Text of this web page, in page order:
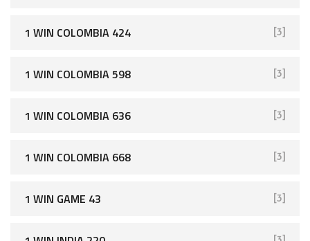
1 WIN COLOMBIA 424 [3]
1 WIN COLOMBIA 598 [3]
1 WIN COLOMBIA 636 [3]
1 WIN COLOMBIA 668 [3]
1 WIN GAME 43 [3]